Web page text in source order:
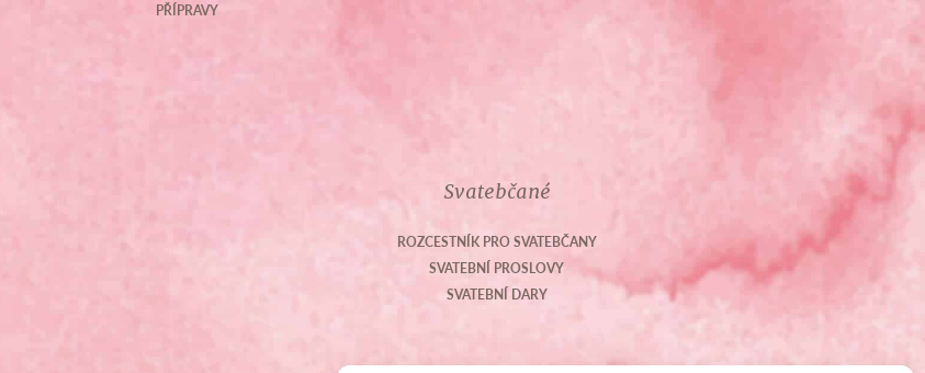
PŘÍPRAVY
Svatebčané
ROZCESTNÍK PRO SVATEBČANY
SVATEBNÍ PROSLOVY
SVATEBNÍ DARY